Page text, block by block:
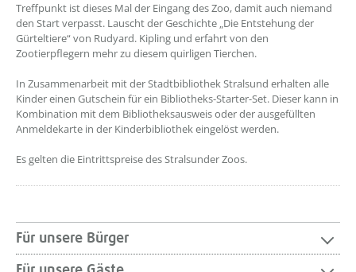
Treffpunkt ist dieses Mal der Eingang des Zoo, damit auch niemand
den Start verpasst. Lauscht der Geschichte „Die Entstehung der
Gürteltiere“ von Rudyard. Kipling und erfahrt von den
Zootierpflegern mehr zu diesem quirligen Tierchen.
In Zusammenarbeit mit der Stadtbibliothek Stralsund erhalten alle
Kinder einen Gutschein für ein Bibliotheks-Starter-Set. Dieser kann in
Kombination mit dem Bibliotheksausweis oder der ausgefüllten
Anmeldekarte in der Kinderbibliothek eingelöst werden.
Es gelten die Eintrittspreise des Stralsunder Zoos.
Für unsere Bürger